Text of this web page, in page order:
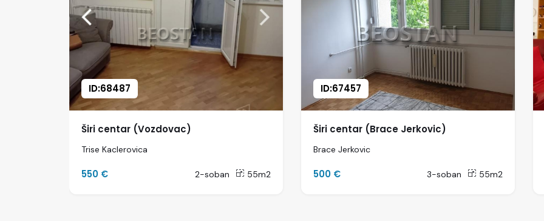
ID:68487
Širi centar (Vozdovac)
Trise Kaclerovica
550 € 2-soban 55m2
ID:67457
Širi centar (Brace Jerkovic)
Brace Jerkovic
500 € 3-soban 55m2